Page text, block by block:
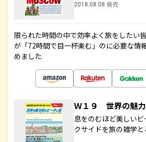
2018.08.08 発売
限られた時間の中で効率よく旅をしたい
が「72時間で目一杯楽む」のに必要な情
めました
Ｗ１９ 世界の魅
息をのむほど美しい
クサイドを旅の雑学